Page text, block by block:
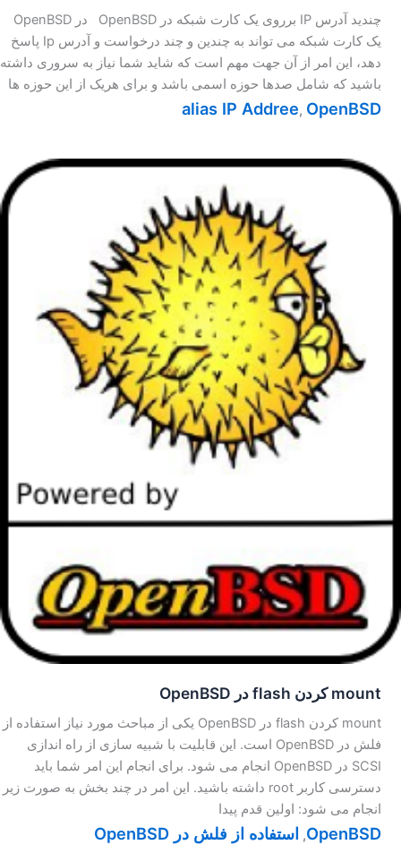
چندید آدرس IP برروی یک کارت شبکه در OpenBSD در OpenBSD
یک کارت شبکه می تواند به چندین و چند درخواست و آدرس Ip پاسخ
دهد، این امر از آن جهت مهم است که شاید شما نیاز به سروری داشته
باشید که شامل صدها حوزه اسمی باشد و برای هریک از این حوزه ها
alias IP Addree, OpenBSD
mount کردن flash در OpenBSD
mount کردن flash در OpenBSD یکی از مباحث مورد نیاز استفاده از
فلش در OpenBSD است. این قابلیت با شبیه سازی از راه اندازی
SCSI در OpenBSD انجام می شود. برای انجام این امر شما باید
دسترسی کاربر root داشته باشید. این امر در چند بخش به صورت زیر
انجام می شود: اولین قدم پیدا
OpenBSD
, استفاده از فلش در OpenBSD